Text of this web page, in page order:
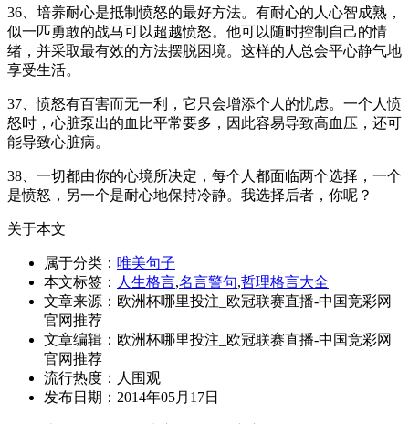
36、培养耐心是抵制愤怒的最好方法。有耐心的人心智成熟，
似一匹勇敢的战马可以超越愤怒。他可以随时控制自己的情
绪，并采取最有效的方法摆脱困境。这样的人总会平心静气地
享受生活。
37、愤怒有百害而无一利，它只会增添个人的忧虑。一个人愤
怒时，心脏泵出的血比平常要多，因此容易导致高血压，还可
能导致心脏病。
38、一切都由你的心境所决定，每个人都面临两个选择，一个
是愤怒，另一个是耐心地保持冷静。我选择后者，你呢？
关于本文
属于分类： 唯美句子
本文标签： 人生格言,名言警句,哲理格言大全
文章来源：欧洲杯哪里投注_欧冠联赛直播-中国竞彩网
官网推荐
文章编辑：欧洲杯哪里投注_欧冠联赛直播-中国竞彩网
官网推荐
流行热度： 人围观
发布日期：2014年05月17日